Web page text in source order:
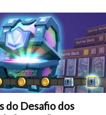
do Desafio dos